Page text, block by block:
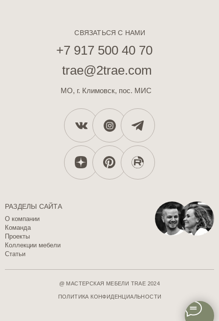
+7 917 500 40 70
МО, г. Климовск, пос. МИС
СВЯЗАТЬСЯ С НАМИ
РАЗДЕЛЫ САЙТА
О компании
Команда
Проекты
Коллекции мебели
Статьи
ПОЛИТИКА КОНФИДЕНЦИАЛЬНОСТИ
@ МАСТЕРСКАЯ МЕБЕЛИ TRAE 2024
trae@2trae.com